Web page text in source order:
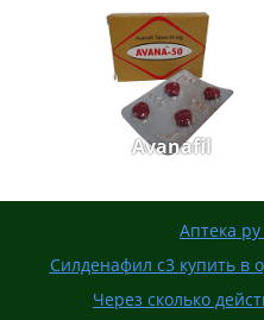
Avanafil
Аптека
Силденафил с3 купить в
Через сколько